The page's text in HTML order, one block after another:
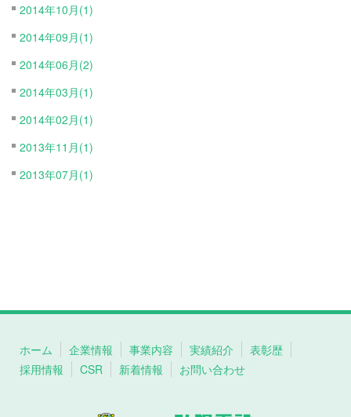
2014年10月(1)
2014年09月(1)
2014年06月(2)
2014年03月(1)
2014年02月(1)
2013年11月(1)
2013年07月(1)
ホーム 企業情報 事業内容 実績紹介
表彰歴
採用情報
CSR 新着情報 お問い合わせ